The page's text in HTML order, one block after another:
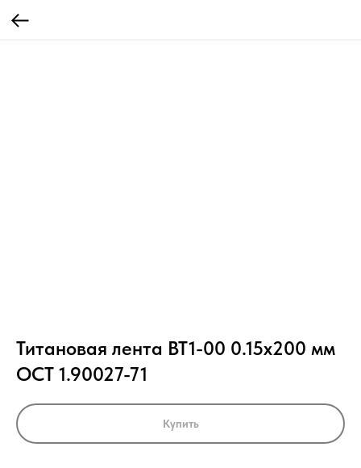
Титановая лента ВТ1-00 0.15x200 мм
ОСТ 1.90027-71
Купить